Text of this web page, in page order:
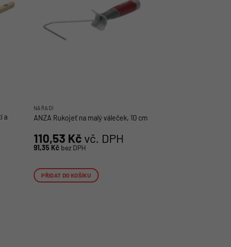
a
NÁŘADÍ
ANZA Rukojeť na malý váleček, 10 cm
110,53 Kč vč. DPH
91,35 Kč bez DPH
PŘIDAT DO KOŠÍKU